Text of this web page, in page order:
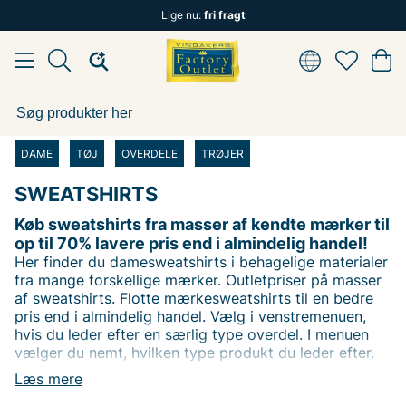
Lige nu: fri fragt
DAME TØJ OVERDELE TRØJER
SWEATSHIRTS
Læs mere
Køb sweatshirts fra masser af kendte mærker til
op til 70% lavere pris end i almindelig handel!
Her finder du damesweatshirts i behagelige materialer
fra mange forskellige mærker. Outletpriser på masser
af sweatshirts. Flotte mærkesweatshirts til en bedre
pris end i almindelig handel. Vælg i venstremenuen,
hvis du leder efter en særlig type overdel. I menuen
vælger du nemt, hvilken type produkt du leder efter.
Eller brug vores filter til at filtrere efter dit
yndlingsmærke. Du kan også filtrere efter pris for at